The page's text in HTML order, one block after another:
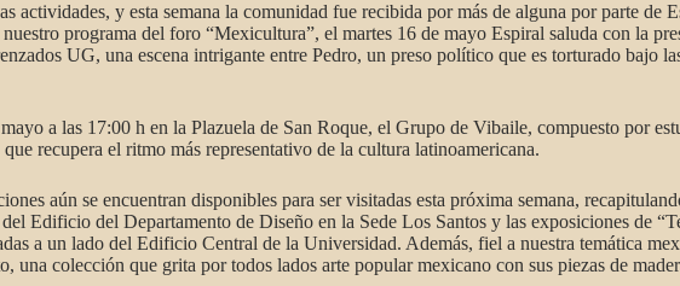
actividades, y esta semana la comunidad fue recibida por más de alguna por parte
programa del foro “Mexicultura”, el martes 16 de mayo Espiral saluda con la
UG, una escena intrigante entre Pedro, un preso político que es torturado bajo
a las 17:00 h en la Plazuela de San Roque, el Grupo de Vibaile, compuesto por
recupera el ritmo más representativo de la cultura latinoamericana.
aún se encuentran disponibles para ser visitadas esta próxima semana,
Edificio del Departamento de Diseño en la Sede Los Santos y las exposiciones de
a un lado del Edificio Central de la Universidad. Además, fiel a nuestra temática
colección que grita por todos lados arte popular mexicano con sus piezas de